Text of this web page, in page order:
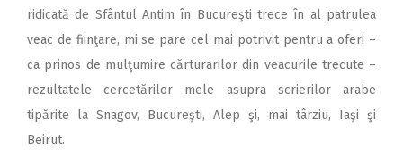
ridicată de Sfântul Antim în Bucureşti trece în al patrulea
veac de fiinţare, mi se pare cel mai potrivit pentru a oferi –
ca prinos de mulţumire cărturarilor din veacurile trecute –
rezultatele cercetărilor mele asupra scrierilor arabe
tipărite la Snagov, Bucureşti, Alep şi, mai târziu, Iaşi şi
Beirut.